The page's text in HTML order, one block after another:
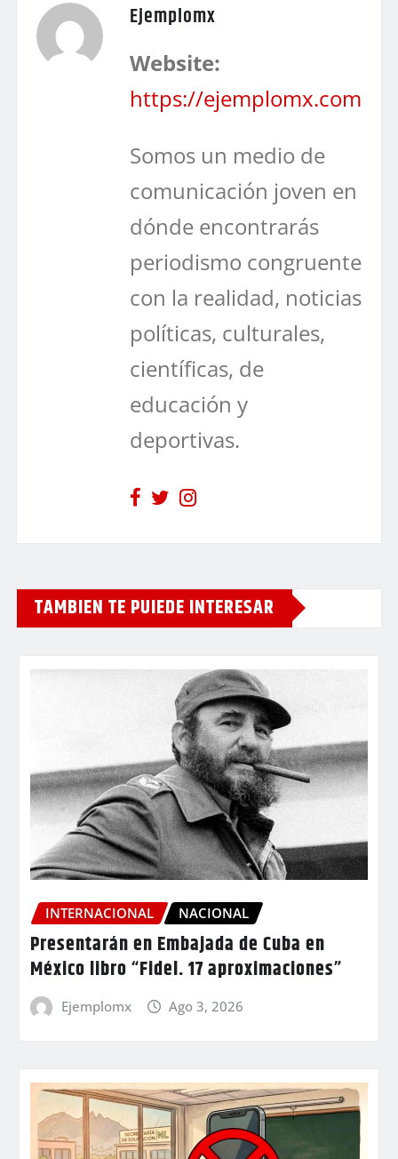
Ejemplomx
Website:
https://ejemplomx.com
Somos un medio de
comunicación joven en
dónde encontrarás
periodismo congruente
con la realidad, noticias
políticas, culturales,
científicas, de
educación y
deportivas.
TAMBIEN TE PUIEDE INTERESAR
INTERNACIONAL NACIONAL
Presentarán en Embajada de Cuba en
México libro “Fidel. 17 aproximaciones”
Ejemplomx Ago 3, 2026